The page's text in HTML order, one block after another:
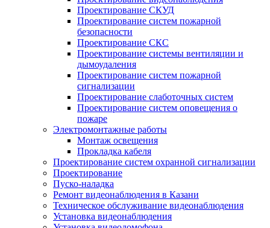
Проектирование СКУД
Проектирование систем пожарной
безопасности
Проектирование СКС
Проектирование системы вентиляции и
дымоудаления
Проектирование систем пожарной
сигнализации
Проектирование слаботочных систем
Проектирование систем оповещения о
пожаре
Электромонтажные работы
Монтаж освещения
Прокладка кабеля
Проектирование систем охранной сигнализации
Проектирование
Пуско-наладка
Ремонт видеонаблюдения в Казани
Техническое обслуживание видеонаблюдения
Установка видеонаблюдения